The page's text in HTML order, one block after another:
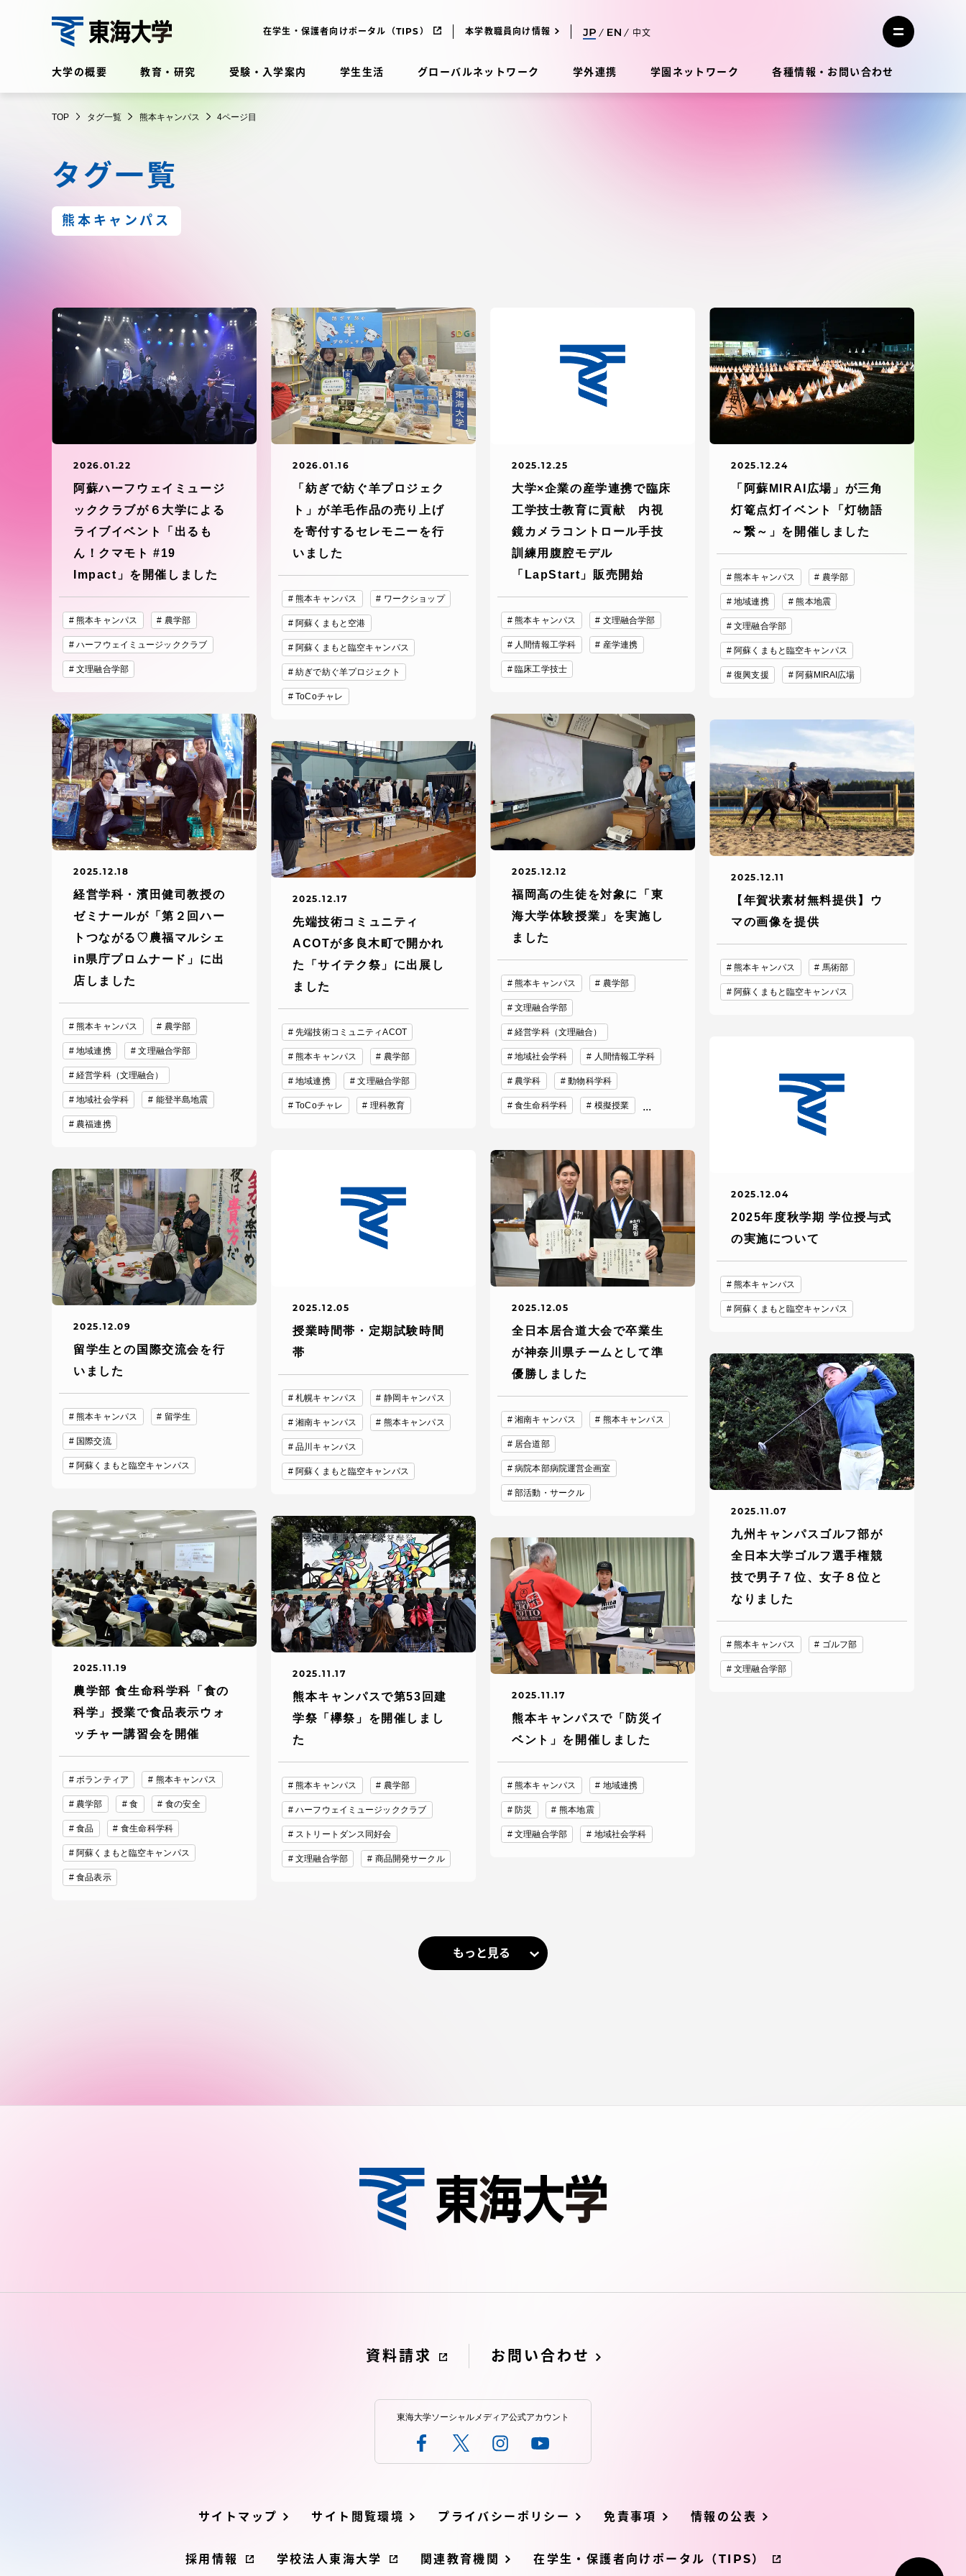
東
学
大学の概要 教育・研究 受験・入学案内 学生生活 グローバルネットワーク 学外連携 学園ネットワーク 各種情報・お問い合わせ
在学生・保護者向けポータル（TIPS） 本学教職員向け情報 中文
メ
ニ
TOP タグ一覧 熊本キャンパス 4ページ目
タグ一覧
熊本キャンパス
2026.01.22
阿蘇ハーフウェイミュージ
ッククラブが６大学による
ライブイベント「出るも
ん！クマモト #19
Impact」を開催しました
熊本キャンパス 農学部
ハーフウェイミュージッククラブ
文理融合学部
2026.01.16
「紡ぎで紡ぐ羊プロジェク
ト」が羊毛作品の売り上げ
を寄付するセレモニーを行
いました
熊本キャンパス ワークショップ
阿蘇くまもと空港
阿蘇くまもと臨空キャンパス
紡ぎで紡ぐ羊プロジェクト
ToCoチャレ
2025.12.25
大学×企業の産学連携で臨床
工学技士教育に貢献 内視
鏡カメラコントロール手技
訓練用腹腔モデル
「LapStart」販売開始
熊本キャンパス 文理融合学部
人間情報工学科 産学連携
臨床工学技士
2025.12.24
「阿蘇MIRAI広場」が三角
灯篭点灯イベント「灯物語
～繋～」を開催しました
熊本キャンパス 農学部
地域連携 熊本地震
文理融合学部
阿蘇くまもと臨空キャンパス
復興支援 阿蘇MIRAI広場
2025.12.18
経営学科・濱田健司教授の
ゼミナールが「第２回ハー
トつながる♡農福マルシェ
in県庁プロムナード」に出
店しました
熊本キャンパス 農学部
地域連携 文理融合学部
経営学科（文理融合）
地域社会学科 能登半島地震
農福連携
2025.12.17
先端技術コミュニティ
ACOTが多良木町で開かれ
た「サイテク祭」に出展し
ました
先端技術コミュニティACOT
熊本キャンパス 農学部
地域連携 文理融合学部
ToCoチャレ 理科教育
2025.12.12
福岡高の生徒を対象に「東
海大学体験授業」を実施し
ました
熊本キャンパス 農学部
文理融合学部
経営学科（文理融合）
地域社会学科 人間情報工学科
農学科 動物科学科
食生命科学科 模擬授業 ...
2025.12.11
【年賀状素材無料提供】ウ
マの画像を提供
熊本キャンパス 馬術部
阿蘇くまもと臨空キャンパス
2025.12.09
留学生との国際交流会を行
いました
熊本キャンパス 留学生
国際交流
阿蘇くまもと臨空キャンパス
2025.12.05
授業時間帯・定期試験時間
帯
札幌キャンパス 静岡キャンパス
湘南キャンパス 熊本キャンパス
品川キャンパス
阿蘇くまもと臨空キャンパス
2025.12.05
全日本居合道大会で卒業生
が神奈川県チームとして準
優勝しました
湘南キャンパス 熊本キャンパス
居合道部
病院本部病院運営企画室
部活動・サークル
2025.12.04
2025年度秋学期 学位授与式
の実施について
熊本キャンパス
阿蘇くまもと臨空キャンパス
2025.11.19
農学部 食生命科学科「食の
科学」授業で食品表示ウォ
ッチャー講習会を開催
ボランティア 熊本キャンパス
農学部 食 食の安全
食品 食生命科学科
阿蘇くまもと臨空キャンパス
食品表示
2025.11.17
熊本キャンパスで第53回建
学祭「欅祭」を開催しまし
た
熊本キャンパス 農学部
ハーフウェイミュージッククラブ
ストリートダンス同好会
文理融合学部 商品開発サークル
2025.11.17
熊本キャンパスで「防災イ
ベント」を開催しました
熊本キャンパス 地域連携
防災 熊本地震
文理融合学部 地域社会学科
2025.11.07
九州キャンパスゴルフ部が
全日本大学ゴルフ選手権競
技で男子７位、女子８位と
なりました
熊本キャンパス ゴルフ部
文理融合学部
もっと見る
資料請求 お問い合わせ
東海大学ソーシャルメディア公式アカウント
サイトマップ サイト閲覧環境 プライバシーポリシー 免責事項 情報の公表
採用情報 学校法人東海大学 関連教育機関 在学生・保護者向けポータル（TIPS）
ュ
ー
在学生・保護者向けポータル
大学の概要
東海大学の障がい学生支援に関
する取り組みについて
東海大学環境憲章
中期目標
学則・諸規程
コンプライアンス
キャンパス案内
在学生の皆様
保護者の方
教育・研究組織について
大学院
教育方針
教育システム
教育センター
研究支援・体制
スポーツ・施設
研究所
付属図書館
東海大学 教員・研究者ガイド
学費
東海大学会員サイト案内（資料
請求）
出願方法
合否発表・入学手続
ToCoチャレ
海外研修航海
キャリア就職（学内向け情報）
グローバルネットワーク
グローバルネットワーク
海外派遣留学プログラム –
TOKAI Outbound
留学生への情報 – TOKAI
Inbound
海外ネットワーク
Global Programs
特色ある国際活動
グローバル大学へ向けた取り組
みのための基本理念
語学教育センター
学外連携
学外連携
産官学連携
地域連携
キャリア就職（採用担当者向け
情報）
学園ネットワーク
学園ネットワーク
厚生施設
卒業生サービス
関連教育機関
各種情報・お問い合わせ
各種情報・お問い合わせ
サイトマップ
サイト閲覧環境
本学教職員向け情報
アクセス情報
伊勢原キャンパス 静岡キャンパス 熊本キャンパス
阿蘇くまもと
臨空キャンパス
札幌キャンパス
TOKAIスポーツ ニュースリリース
卒業にあたっての
アンケート
認証評価
教育研究上の目的
ー
お問い合わせ 在学生・保護者向けポータル（TIPS）